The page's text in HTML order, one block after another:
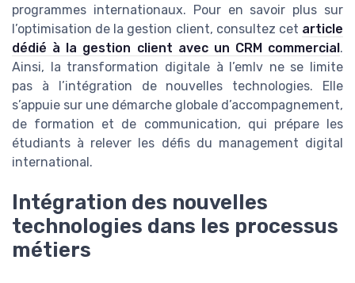
programmes internationaux. Pour en savoir plus sur
l’optimisation de la gestion client, consultez cet article
dédié à la gestion client avec un CRM commercial .
Ainsi, la transformation digitale à l’emlv ne se limite
pas à l’intégration de nouvelles technologies. Elle
s’appuie sur une démarche globale d’accompagnement,
de formation et de communication, qui prépare les
étudiants à relever les défis du management digital
international.
Intégration des nouvelles
technologies dans les processus
métiers